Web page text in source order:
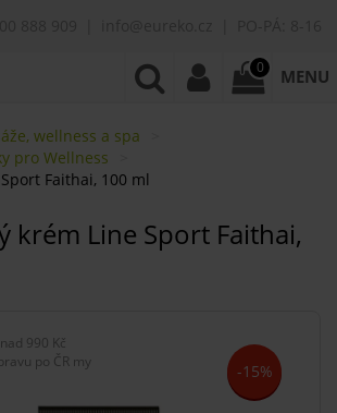
0 MENU
wellness a spa
pro Wellness
Faithai, 100 ml
krém Line Sport Faithai,
990 Kč
po ČR my
-15%